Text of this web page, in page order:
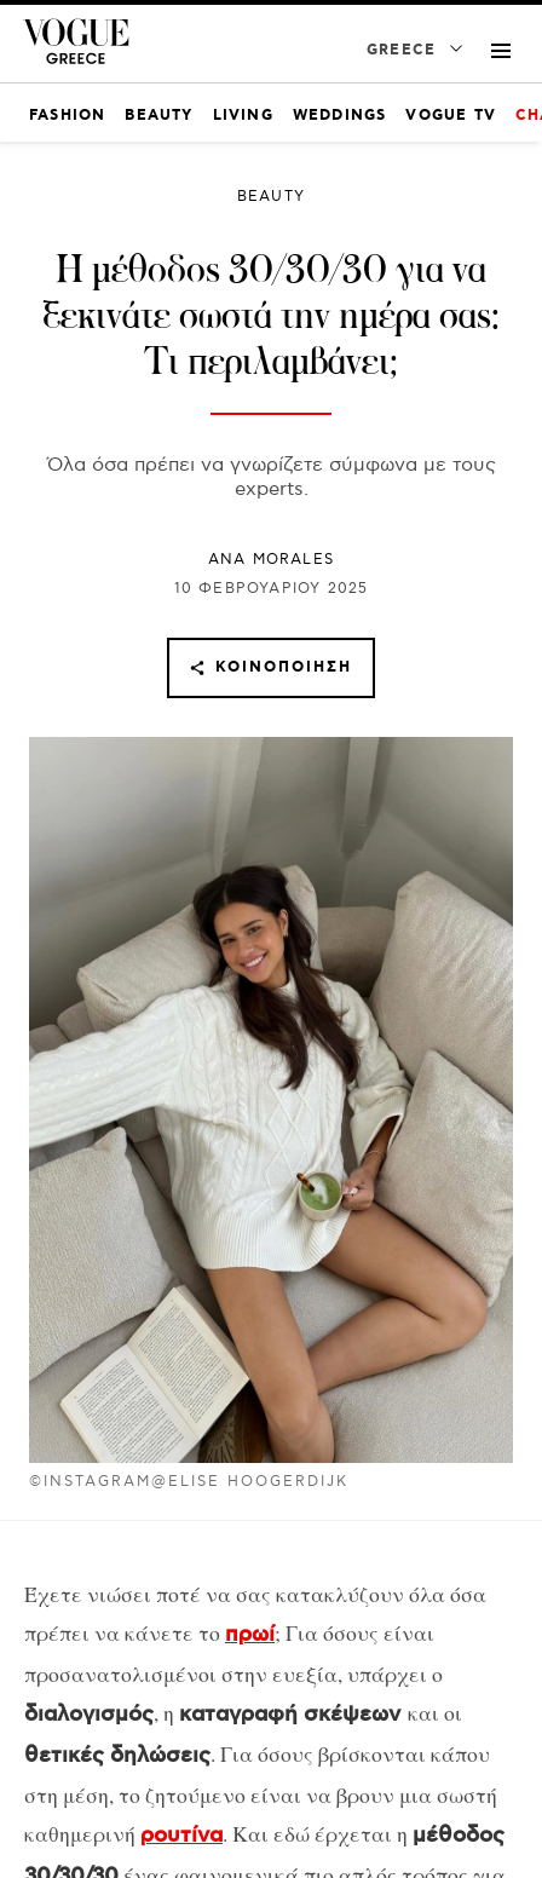
GREECE
FASHION BEAUTY LIVING WEDDINGS VOGUE TV
©INSTAGRAM@ELISE HOOGERDIJK
BEAUTY
Η μέθοδος 30/30/30 για να
ξεκινάτε σωστά την ημέρα σας:
Τι περιλαμβάνει;
Όλα όσα πρέπει να γνωρίζετε σύμφωνα με τους
experts.
ANA MORALES
10 ΦΕΒΡΟΥΑΡΊΟΥ 2025
ΚΟΙΝΟΠΟΊΗΣΗ
Έχετε νιώσει ποτέ να σας κατακλύζουν όλα όσα
πρέπει να κάνετε το πρωί; Για όσους είναι
προσανατολισμένοι στην ευεξία, υπάρχει ο
διαλογισμός, η καταγραφή σκέψεωνκαι οι
θετικές δηλώσεις. Για όσους βρίσκονται κάπου
στη μέση, το ζητούμενο είναι να βρουν μια σωστή
καθημερινή ρουτίνα. Και εδώ έρχεται η μέθοδος